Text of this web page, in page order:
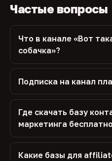
Частые вопросы
Что в канале «Вот
собачка»?
Подписка на канал
Где скачать базу
маркетинга
Какие базы для